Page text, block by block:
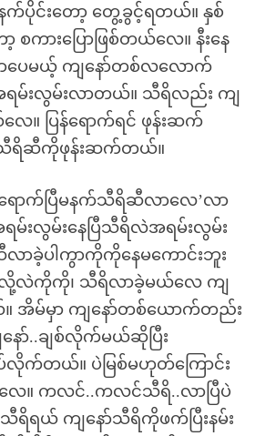
က်ပိုင်းတော့ တွေ့ခွင့်ရတယ်။ နှစ်
ကားပြောဖြစ်တယ်လေ။ နီးနေ
ေမယ့် ကျနော်တစ်လလောက်
မ်းလွမ်းလာတယ်။ သီရိလည်း ကျ
ေ။ ပြန်ရောက်ရင် ဖုန်းဆက်
ာ်သီရိဆီကိုဖုန်းဆက်တယ်။
ောက်ပြီမနက်သီရိဆီလာလေ’လာ
းလွမ်းနေပြီသီရိလဲအရမ်းလွမ်း
ခဲ့ပါကွာကိုကိုနေမကောင်းဘူး
လဲကိုကို၊ သီရိလာခဲ့မယ်လေ ကျ
။ အိမ်မှာ ကျနော်တစ်ယောက်တည်း
ော်..ချစ်လိုက်မယ်ဆိုပြီး
တယ်။ ပဲမြစ်မဟုတ်ကြောင်း
ေ။ ကလင်..ကလင်သီရိ..လာပြီပဲ
ရယ် ကျနော်သီရိကိုဖက်ပြီးနမ်း